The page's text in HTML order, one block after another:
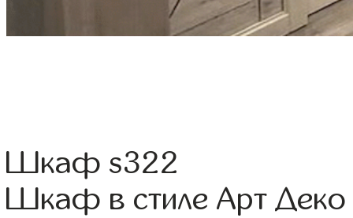
Шкаф s322
Шкаф в стиле Арт